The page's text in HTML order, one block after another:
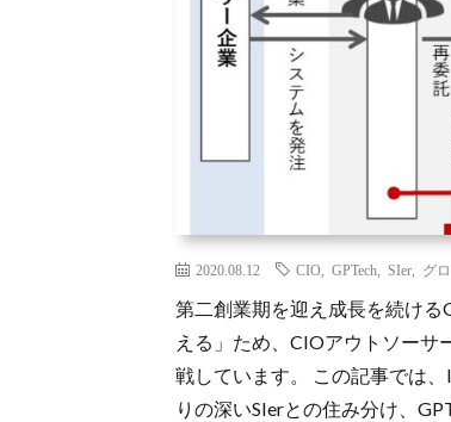
2020.08.12 CIO GPTech SIer グ
第二創業期を迎え成長を続け
える」ため、CIOアウトソー
戦しています。 この記事では
りの深いSIerとの住み分け、